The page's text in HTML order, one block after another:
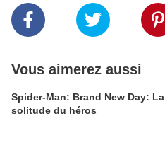
Vous aimerez aussi
Spider-Man: Brand New Day: La
solitude du héros